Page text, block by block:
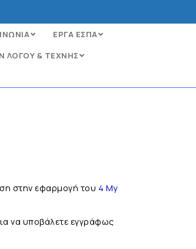
ΕΡΓΑ ΕΣΠΑ
ΛΟΓΟΥ & ΤΕΧΝΗΣ
στην εφαρμογή του 4 My
να υποβάλετε εγγράφως